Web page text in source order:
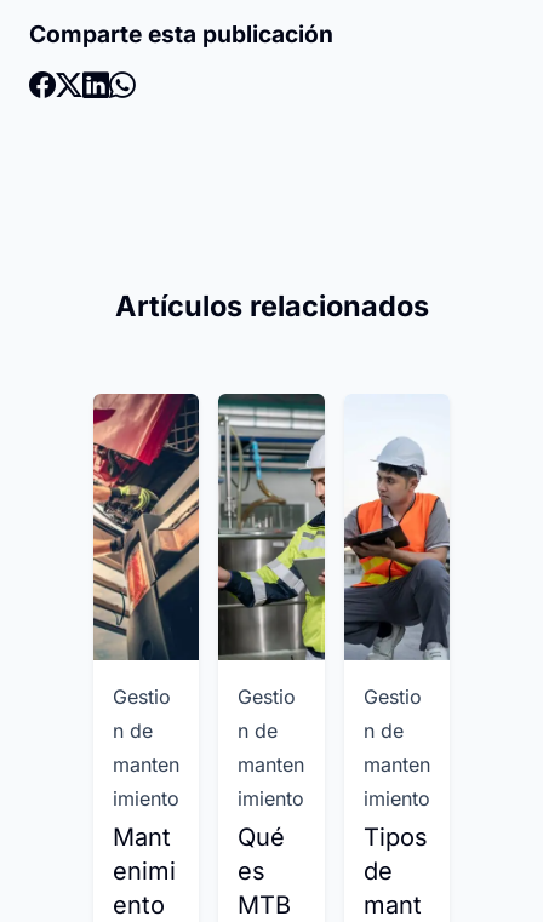
Comparte esta publicación
Artículos relacionados
Gestio
n de
manten
imiento
Mant
enimi
ento
Gestio
n de
manten
imiento
Qué
es
MTB
Gestio
n de
manten
imiento
Tipos
de
mant